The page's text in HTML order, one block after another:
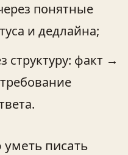
понятные
и дедлайна;
структуру: факт →
писать